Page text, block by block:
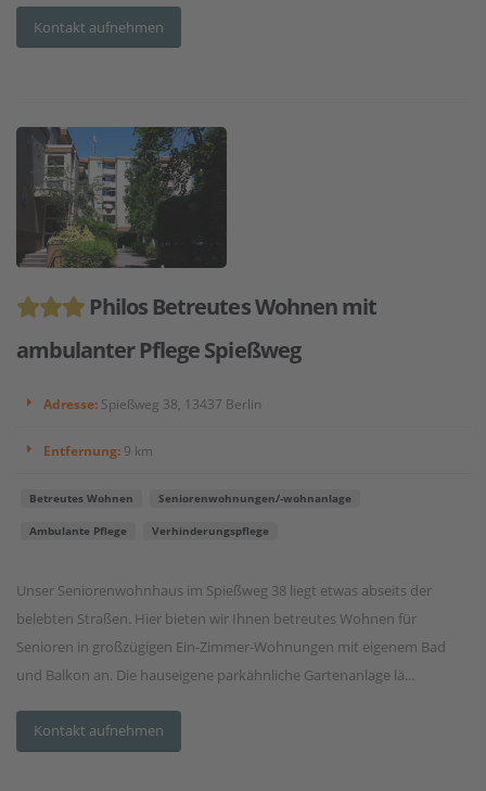
Kontakt aufnehmen
Philos Betreutes Wohnen mit
ambulanter Pflege Spießweg
Adresse: Spießweg 38, 13437 Berlin
Entfernung: 9 km
Betreutes Wohnen Seniorenwohnungen/-wohnanlage
Ambulante Pflege Verhinderungspflege
Unser Seniorenwohnhaus im Spießweg 38 liegt etwas abseits der
belebten Straßen. Hier bieten wir Ihnen betreutes Wohnen für
Senioren in großzügigen Ein-Zimmer-Wohnungen mit eigenem Bad
und Balkon an. Die hauseigene parkähnliche Gartenanlage lä...
Kontakt aufnehmen